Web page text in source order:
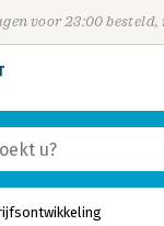
voor 23:00